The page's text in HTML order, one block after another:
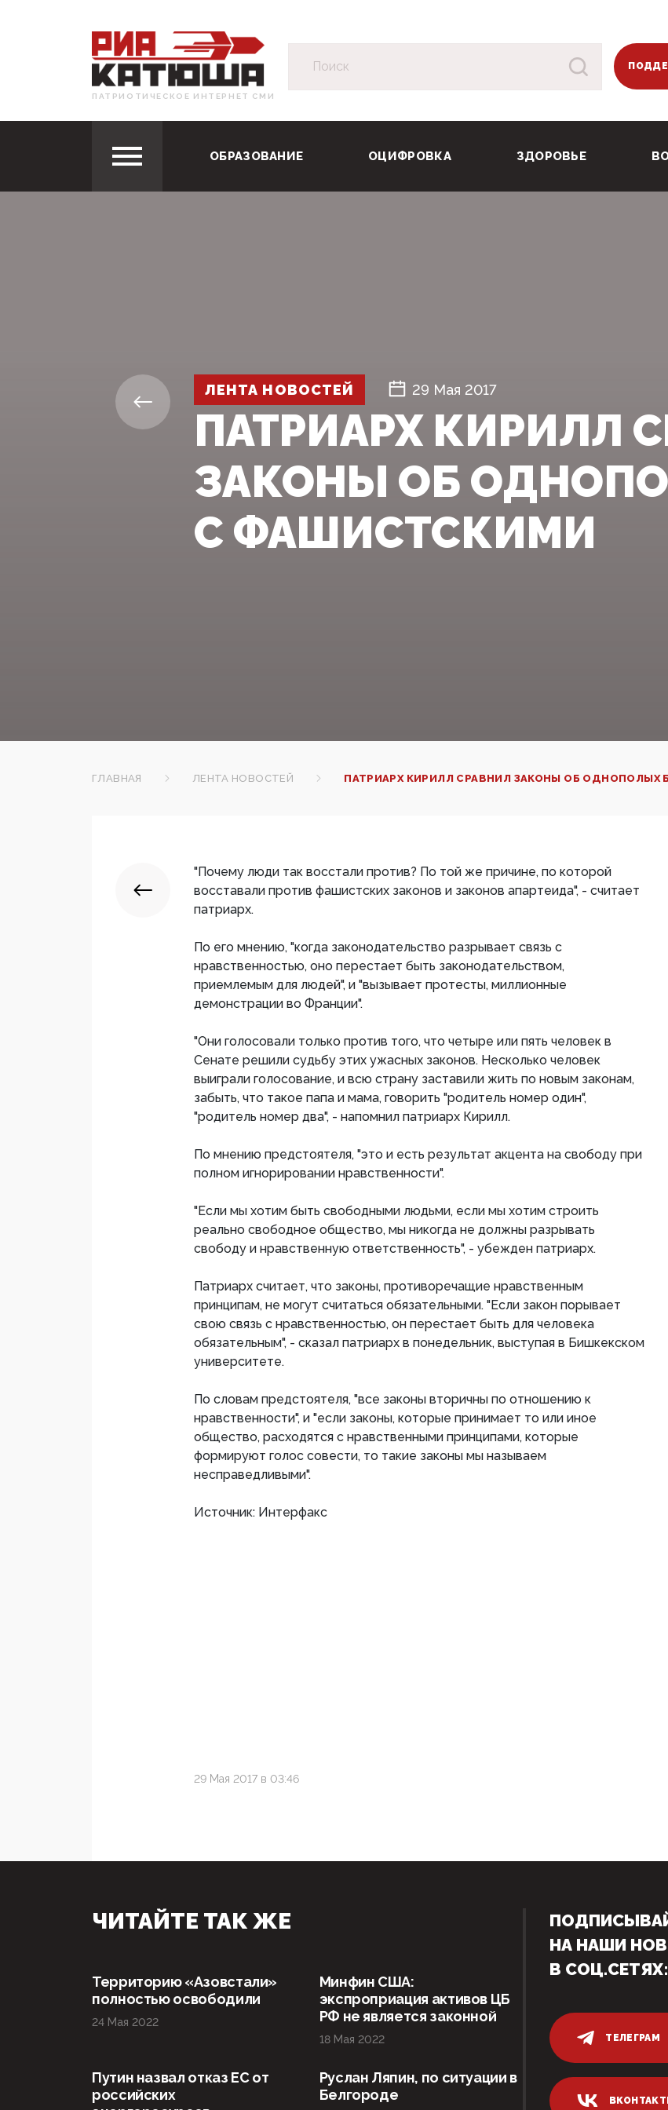
ПАТРИОТИЧЕСКОЕ ИНТЕРНЕТ СМИ
ОБРАЗОВАНИЕ ОЦИФРОВКА ЗДОРОВЬЕ
ЛЕНТА НОВОСТЕЙ 29 Мая 2017
ПАТРИАРХ КИРИЛЛ
ЗАКОНЫ ОБ
С ФАШИСТСКИМИ‍
ГЛАВНАЯ ЛЕНТА НОВОСТЕЙ ПАТРИАРХ КИРИЛЛ СРАВНИЛ ЗАКОНЫ ОБ ОДНОПОЛЫХ
"Почему люди так восстали против? По той же причине, по которой
восставали против фашистских законов и законов апартеида", - считает
патриарх.
По его мнению, "когда законодательство разрывает связь с
нравственностью, оно перестает быть законодательством,
приемлемым для людей", и "вызывает протесты, миллионные
демонстрации во Франции".
"Они голосовали только против того, что четыре или пять человек в
Сенате решили судьбу этих ужасных законов. Несколько человек
выиграли голосование, и всю страну заставили жить по новым законам,
забыть, что такое папа и мама, говорить "родитель номер один",
"родитель номер два", - напомнил патриарх Кирилл.
По мнению предстоятеля, "это и есть результат акцента на свободу при
полном игнорировании нравственности".
"Если мы хотим быть свободными людьми, если мы хотим строить
реально свободное общество, мы никогда не должны разрывать
свободу и нравственную ответственность", - убежден патриарх.
Патриарх считает, что законы, противоречащие нравственным
принципам, не могут считаться обязательными. "Если закон порывает
свою связь с нравственностью, он перестает быть для человека
обязательным", - сказал патриарх в понедельник, выступая в Бишкекском
университете.
По словам предстоятеля, "все законы вторичны по отношению к
нравственности", и "если законы, которые принимает то или иное
общество, расходятся с нравственными принципами, которые
формируют голос совести, то такие законы мы называем
несправедливыми".
Источник: Интерфакс
29 Мая 2017 в 03:46
ЧИТАЙТЕ ТАК ЖЕ
Территорию «Азовстали»
полностью освободили
24 Мая 2022
Минфин США:
экспроприация активов ЦБ
РФ не является законной
18 Мая 2022
Путин назвал отказ ЕС от
российских
Руслан Ляпин, по ситуации в
Белгороде
НА НАШИ
В СОЦ.СЕТЯХ:
ТЕЛЕГРАМ